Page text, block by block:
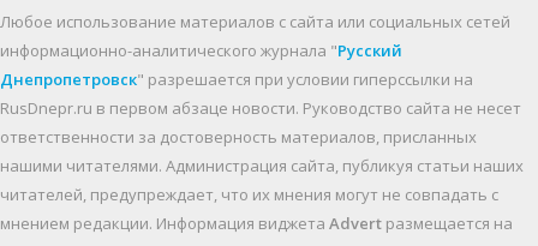
Любое использование материалов c сайта или социальных сетей
информационно-аналитического журнала "Русский
Днепропетровск" разрешается при условии гиперссылки на
RusDnepr.ru в первом абзаце новости. Руководство сайта не несет
ответственности за достоверность материалов, присланных
нашими читателями. Администрация сайта, публикуя статьи наших
читателей, предупреждает, что их мнения могут не совпадать с
мнением редакции. Информация виджета Advert размещается на